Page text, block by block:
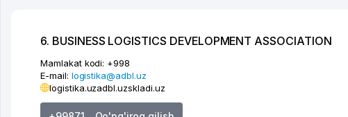
6. BUSINESS LOGISTICS DEVELOPMENT ASSOCIATION
Mamlakat kodi: +998
E-mail: logistika@adbl.uz
logistika.uzadbl.uzskladi.uz